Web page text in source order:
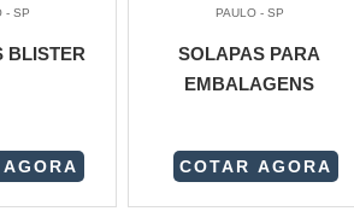
- SP
BLISTER
PAULO - SP
SOLAPAS PARA
EMBALAGENS
COTAR AGORA